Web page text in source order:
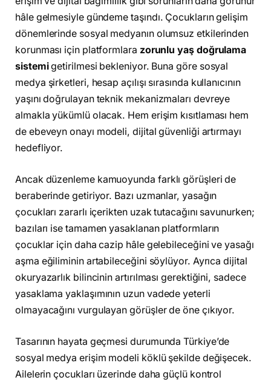
hâle gelmesiyle gündeme taşındı. Çocukların gelişim
dönemlerinde sosyal medyanın olumsuz etkilerinden
korunması için platformlara zorunlu yaş doğrulama
sistemigetirilmesi bekleniyor. Buna göre sosyal
medya şirketleri, hesap açılışı sırasında kullanıcının
yaşını doğrulayan teknik mekanizmaları devreye
almakla yükümlü olacak. Hem erişim kısıtlaması hem
de ebeveyn onayı modeli, dijital güvenliği artırmayı
hedefliyor.
Ancak düzenleme kamuoyunda farklı görüşleri de
beraberinde getiriyor. Bazı uzmanlar, yasağın
çocukları zararlı içerikten uzak tutacağını savunurken;
bazıları ise tamamen yasaklanan platformların
çocuklar için daha cazip hâle gelebileceğini ve yasağı
aşma eğiliminin artabileceğini söylüyor. Ayrıca dijital
okuryazarlık bilincinin artırılması gerektiğini, sadece
yasaklama yaklaşımının uzun vadede yeterli
olmayacağını vurgulayan görüşler de öne çıkıyor.
Tasarının hayata geçmesi durumunda Türkiye’de
sosyal medya erişim modeli köklü şekilde değişecek.
Ailelerin çocukları üzerinde daha güçlü kontrol